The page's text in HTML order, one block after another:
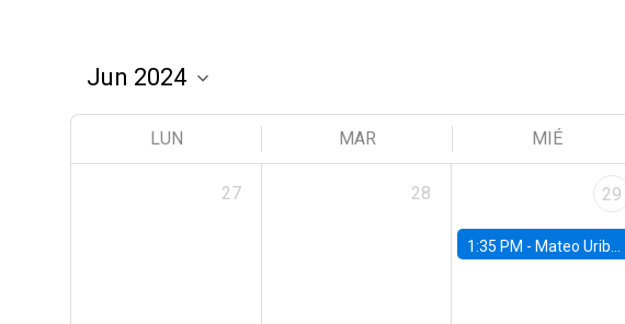
LUN MAR MIÉ
27 28 29
1:35 PM - Mateo Uribe-Castro, Universidad de los Andes (Colombia)